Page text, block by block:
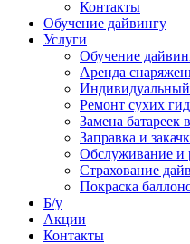
Контакты
Обучение дайвингу
Услуги
Обучение
Аренда
Ремонт сухих
Замена батареек
Заправка и
Обслуживание и
Страхование
Покраска
Б/у
Акции
Контакты